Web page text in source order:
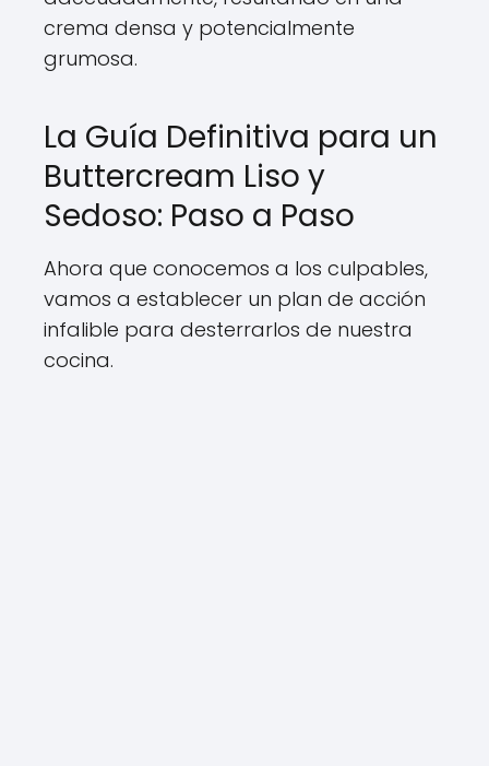
crema densa y potencialmente
grumosa.
La Guía Definitiva para un
Buttercream Liso y
Sedoso: Paso a Paso
Ahora que conocemos a los culpables,
vamos a establecer un plan de acción
infalible para desterrarlos de nuestra
cocina.